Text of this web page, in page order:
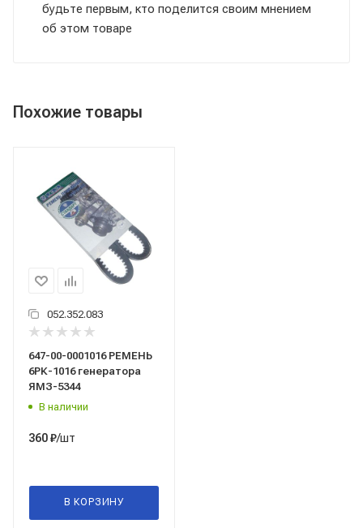
будьте первым, кто поделится своим мнением
об этом товаре
Похожие товары
052.352.083
647-00-0001016 РЕМЕНЬ
6РК-1016 генератора
ЯМЗ-5344
В наличии
360₽/шт
В КОРЗИНУ